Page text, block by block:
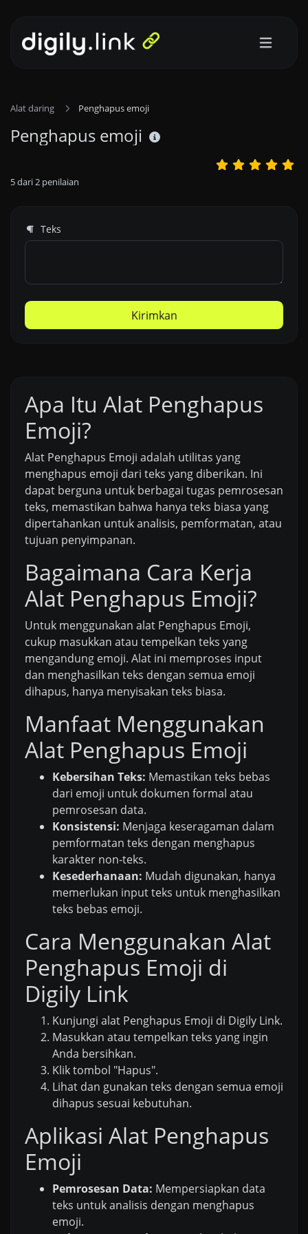
Alat daring Penghapus emoji
Penghapus emoji
5dari2 penilaian
Teks
Kirimkan
Apa Itu Alat Penghapus
Emoji?
Alat Penghapus Emoji adalah utilitas yang
menghapus emoji dari teks yang diberikan. Ini
dapat berguna untuk berbagai tugas pemrosesan
teks, memastikan bahwa hanya teks biasa yang
dipertahankan untuk analisis, pemformatan, atau
tujuan penyimpanan.
Bagaimana Cara Kerja
Alat Penghapus Emoji?
Untuk menggunakan alat Penghapus Emoji,
cukup masukkan atau tempelkan teks yang
mengandung emoji. Alat ini memproses input
dan menghasilkan teks dengan semua emoji
dihapus, hanya menyisakan teks biasa.
Manfaat Menggunakan
Alat Penghapus Emoji
Kebersihan Teks: Memastikan teks bebas
dari emoji untuk dokumen formal atau
pemrosesan data.
Konsistensi: Menjaga keseragaman dalam
pemformatan teks dengan menghapus
karakter non-teks.
Kesederhanaan: Mudah digunakan, hanya
memerlukan input teks untuk menghasilkan
teks bebas emoji.
Cara Menggunakan Alat
Penghapus Emoji di
Digily Link
Kunjungi alat Penghapus Emoji di Digily Link.
Masukkan atau tempelkan teks yang ingin
Anda bersihkan.
Klik tombol "Hapus".
Lihat dan gunakan teks dengan semua emoji
dihapus sesuai kebutuhan.
Aplikasi Alat Penghapus
Emoji
Pemrosesan Data: Mempersiapkan data
teks untuk analisis dengan menghapus
emoji.